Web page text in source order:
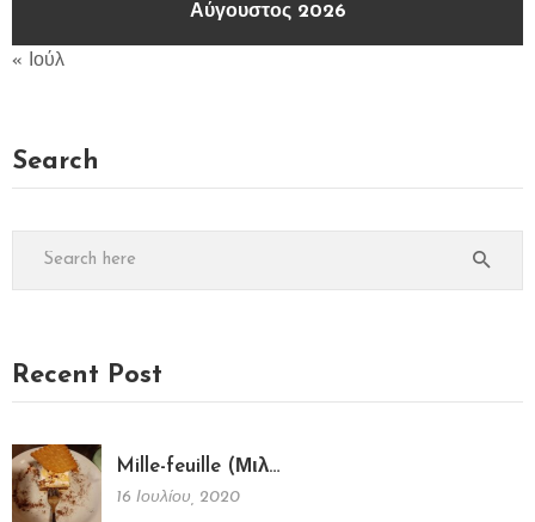
Αύγουστος 2026
« Ιούλ
Search
Recent Post
Mille-feuille (Μιλ…
16 Ιουλίου, 2020